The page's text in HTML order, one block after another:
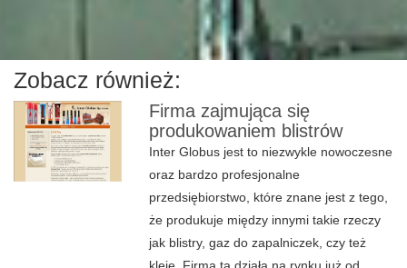
Zobacz również:
Firma zajmująca się
produkowaniem blistrów
Inter Globus jest to niezwykle nowoczesne
oraz bardzo profesjonalne
przedsiębiorstwo, które znane jest z tego,
że produkuje między innymi takie rzeczy
jak blistry, gaz do zapalniczek, czy też